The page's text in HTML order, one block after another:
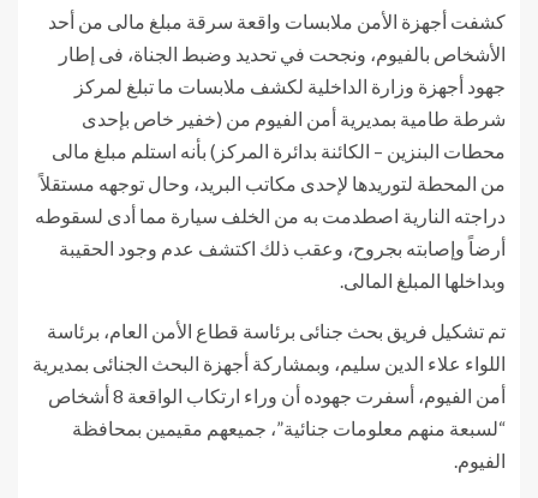
كشفت أجهزة الأمن ملابسات واقعة سرقة مبلغ مالى من أحد
الأشخاص بالفيوم، ونجحت في تحديد وضبط الجناة، فى إطار
جهود أجهزة وزارة الداخلية لكشف ملابسات ما تبلغ لمركز
شرطة طامية بمديرية أمن الفيوم من (خفير خاص بإحدى
محطات البنزين – الكائنة بدائرة المركز) بأنه استلم مبلغ مالى
من المحطة لتوريدها لإحدى مكاتب البريد، وحال توجهه مستقلاً
دراجته النارية اصطدمت به من الخلف سيارة مما أدى لسقوطه
أرضاً وإصابته بجروح، وعقب ذلك اكتشف عدم وجود الحقيبة
وبداخلها المبلغ المالى.
تم تشكيل فريق بحث جنائى برئاسة قطاع الأمن العام، برئاسة
اللواء علاء الدين سليم، وبمشاركة أجهزة البحث الجنائى بمديرية
أمن الفيوم، أسفرت جهوده أن وراء ارتكاب الواقعة 8 أشخاص
“لسبعة منهم معلومات جنائية”، جميعهم مقيمين بمحافظة
الفيوم.